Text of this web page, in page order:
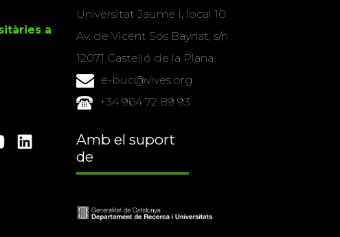
a
Universitat Jaume I, local 10
Av. de Vicent Sos Baynat, s/n
12071 Castelló de la Plana
e-buc@vives.org
+34 964 72 89 93
Amb el suport
de